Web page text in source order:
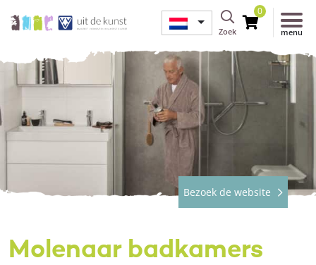
Zoek
0
menu
Bezoek de website
Molenaar badkamers